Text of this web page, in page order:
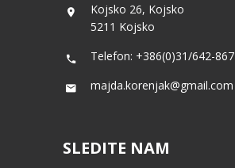
Kojsko 26, Kojsko
5211 Kojsko
Telefon: +386(0)31/642-867
majda.korenjak@gmail.com
SLEDITE NAM